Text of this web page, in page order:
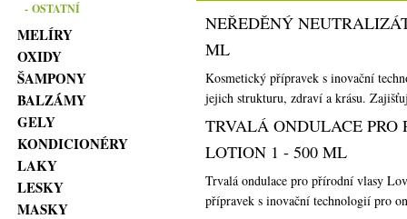
- OSTATNÍ
MELÍRY
OXIDY
ŠAMPONY
BALZÁMY
GELY
KONDICIONÉRY
LAKY
LESKY
MASKY
NEŘEDĚNÝ
ML
Kosmetický přípravek s inovační
jejich strukturu, zdraví a krásu.
TRVALÁ ONDULACE
LOTION 1 - 500 ML
Trvalá ondulace pro přírodní vlasy
přípravek s inovační technologií pro